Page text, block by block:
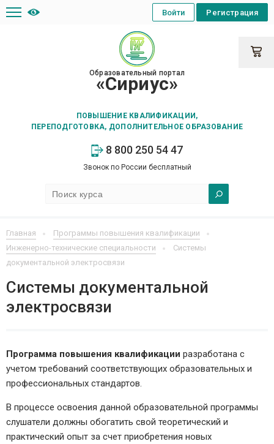
Образовательный портал
«Сириус»
ПОВЫШЕНИЕ КВАЛИФИКАЦИИ,
ПЕРЕПОДГОТОВКА, ДОПОЛНИТЕЛЬНОЕ ОБРАЗОВАНИЕ
8 800 250 54 47
Звонок по России бесплатный
Регистрация
Войти
Главная
Программы повышения квалификации
Инженерно-технические специальности
Системы
документальной электросвязи
Системы документальной
электросвязи
Программа повышения квалификации разработана с
учетом требований соответствующих образовательных и
профессиональных стандартов.
В процессе освоения данной образовательной программы
слушатели должны обогатить свой теоретический и
практический опыт за счет приобретения новых